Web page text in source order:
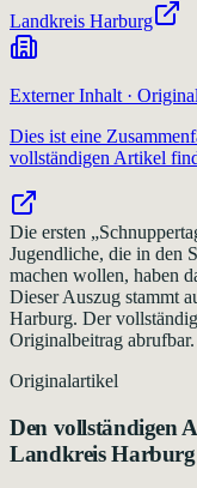
Landkreis Harburg
Externer Inhalt ·
Dies ist eine
vollständigen Artikel
Die ersten
Jugendliche, die in den
machen wollen, haben
Dieser Auszug stammt
Harburg. Der
Originalbeitrag abrufbar.
Originalartikel
Den vollständigen
Landkreis Harburg